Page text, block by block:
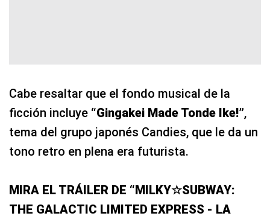
Cabe resaltar que el fondo musical de la
ficción incluye “Gingakei Made Tonde Ike!”,
tema del grupo japonés Candies, que le da un
tono retro en plena era futurista.
MIRA EL TRÁILER DE “MILKY☆SUBWAY:
THE GALACTIC LIMITED EXPRESS - LA